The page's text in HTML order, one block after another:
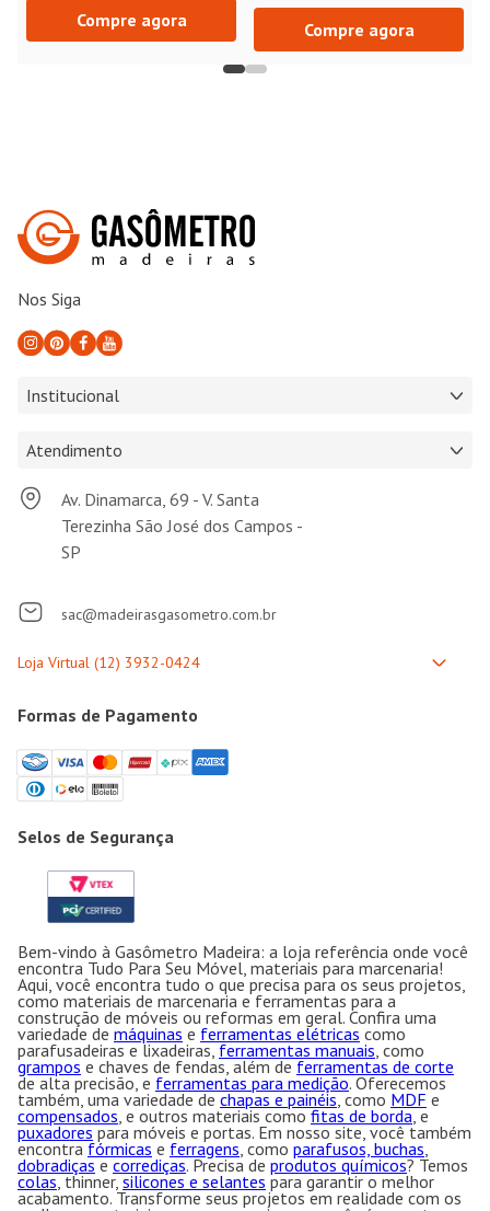
Compre agora Compre agora
Nos Siga
Institucional
Atendimento
Av. Dinamarca, 69 - V. Santa
Terezinha São José dos Campos -
SP
sac@madeirasgasometro.com.br
Formas de Pagamento
Selos de Segurança
Bem-vindo à Gasômetro Madeira: a loja referência onde você
encontra Tudo Para Seu Móvel, materiais para marcenaria!
Aqui, você encontra tudo o que precisa para os seus projetos,
como materiais de marcenaria e ferramentas para a
construção de móveis ou reformas em geral. Confira uma
variedade de máquinas e ferramentas elétricas como
parafusadeiras e lixadeiras,ferramentas manuais , como
grampos e chaves de fendas, além deferramentas de corte
de alta precisão, e ferramentas para medição. Oferecemos
também, uma variedade dechapas e painéis, como MDF e
compensados , e outros materiais comofitas de borda, e
puxadorespara móveis e portas. Em nosso site, você também
encontrafórmicas e ferragens , como parafusos, buchas
dobradiçasecorrediças. Precisa de produtos químicos? Temos
colas, thinner,silicones e selantes para garantir o melhor
acabamento. Transforme seus projetos em realidade com os